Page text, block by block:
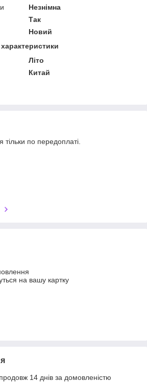
Незнімна
Так
Новий
Літо
Китай
тільки по передоплаті.
на вашу картку
14 днів за домовленістю